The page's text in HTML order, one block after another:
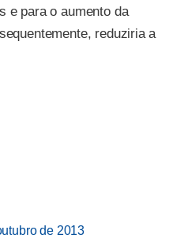
e para o aumento da
reduziria a
de 2013